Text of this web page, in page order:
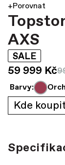
+Porovnat
AXS
SALE
59 999 Kč
Barvy:
Kde